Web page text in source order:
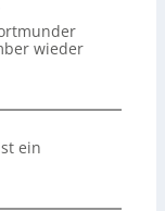
wieder
ein